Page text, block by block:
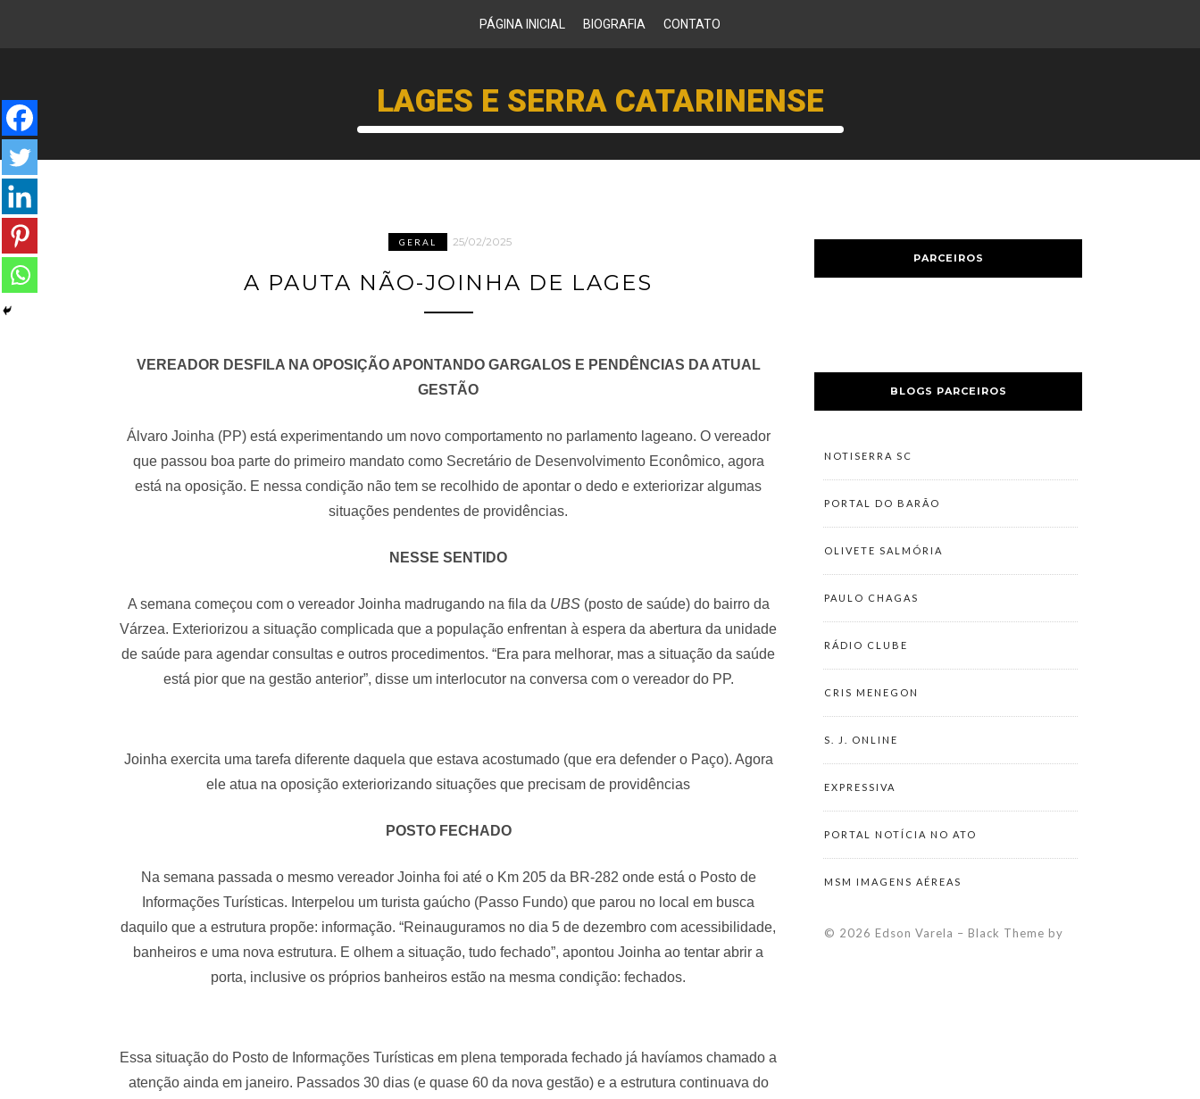
PÁGINA INICIAL BIOGRAFIA CONTATO
LAGES E SERRA CATARINENSE
GERAL 25/02/2025
A PAUTA NÃO-JOINHA DE LAGES
VEREADOR DESFILA NA OPOSIÇÃO APONTANDO GARGALOS E PENDÊNCIAS DA ATUAL
GESTÃO
Álvaro Joinha (PP) está experimentando um novo comportamento no parlamento lageano. O vereador
que passou boa parte do primeiro mandato como Secretário de Desenvolvimento Econômico, agora
está na oposição. E nessa condição não tem se recolhido de apontar o dedo e exteriorizar algumas
situações pendentes de providências.
NESSE SENTIDO
A semana começou com o vereador Joinha madrugando na fila da UBS (posto de saúde) do bairro da
Várzea. Exteriorizou a situação complicada que a população enfrentan à espera da abertura da unidade
de saúde para agendar consultas e outros procedimentos. “Era para melhorar, mas a situação da saúde
está pior que na gestão anterior”, disse um interlocutor na conversa com o vereador do PP.
Joinha exercita uma tarefa diferente daquela que estava acostumado (que era defender o Paço). Agora
ele atua na oposição exteriorizando situações que precisam de providências
POSTO FECHADO
Na semana passada o mesmo vereador Joinha foi até o Km 205 da BR-282 onde está o Posto de
Informações Turísticas. Interpelou um turista gaúcho (Passo Fundo) que parou no local em busca
daquilo que a estrutura propõe: informação. “Reinauguramos no dia 5 de dezembro com acessibilidade,
banheiros e uma nova estrutura. E olhem a situação, tudo fechado”, apontou Joinha ao tentar abrir a
porta, inclusive os próprios banheiros estão na mesma condição: fechados.
Essa situação do Posto de Informações Turísticas em plena temporada fechado já havíamos chamado a
atenção ainda em janeiro. Passados 30 dias (e quase 60 da nova gestão) e a estrutura continuava do
PARCEIROS
BLOGS PARCEIROS
NOTISERRA SC
PORTAL DO BARÃO
OLIVETE SALMÓRIA
PAULO CHAGAS
RÁDIO CLUBE
CRIS MENEGON
S. J. ONLINE
EXPRESSIVA
PORTAL NOTÍCIA NO ATO
MSM IMAGENS AÉREAS
© 2026 Edson Varela – Black Theme by